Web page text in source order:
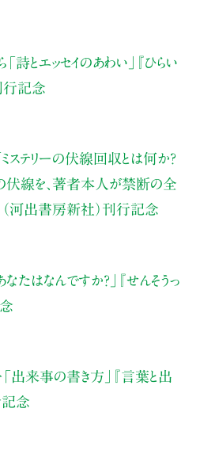
「詩とエッセイのあわい」
『ひらい
行記念
「ミステリーの伏線回収とは何か？
線を、著者本人が禁断の全
（河出書房新社）刊行記念
なたはなんですか？」
『せんそうっ
「出来事の書き方」
『言葉と出
記念